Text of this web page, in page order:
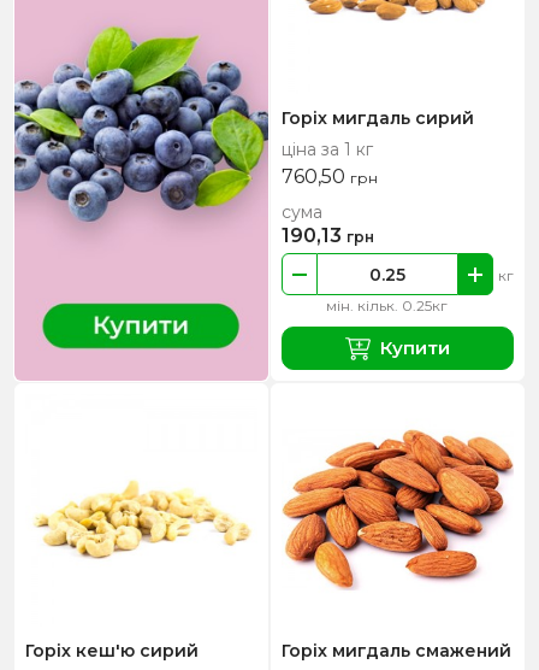
Горіх мигдаль сирий
ціна за 1 кг
760,50 грн
мін. кільк. 0.25кг
кг
сума
190,13 грн
Купити
Горіх кеш'ю сирий
Горіх мигдаль смажений